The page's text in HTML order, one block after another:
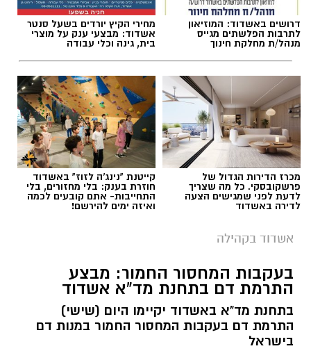
דרושים באשדוד: המוזיאון
לתרבות הפלשתים מגייס
מנהל/ת מחלקת חינוך
מחירי הקיץ יורדים בשעל סנטר
אשדוד: מבצעי ענק על מוצרי
בית, גינה וכלי עבודה
מכרז הדירות הגדול של
פרשקובסקי. כל מה שצריך
לדעת לפני שמגישים הצעה
לדירה באשדוד
קייטנת "נינג'ה לזוז" באשדוד
חוזרת בענק: בלי מחזורים, בלי
התחייבות- אתם קובעים לכמה
ואיזה ימים להירשם!
אשדוד בקהילה
בעקבות המחסור החמור: מבצע
התרמת דם בתחנת מד"א אשדוד
בתחנת מד"א באשדוד יקיימו היום (שישי)
התרמת דם בעקבות המחסור החמור במנות דם
בישראל